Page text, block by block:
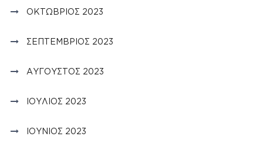
ΟΚΤΏΒΡΙΟΣ 2023
ΣΕΠΤΈΜΒΡΙΟΣ 2023
ΑΎΓΟΥΣΤΟΣ 2023
ΙΟΎΛΙΟΣ 2023
ΙΟΎΝΙΟΣ 2023